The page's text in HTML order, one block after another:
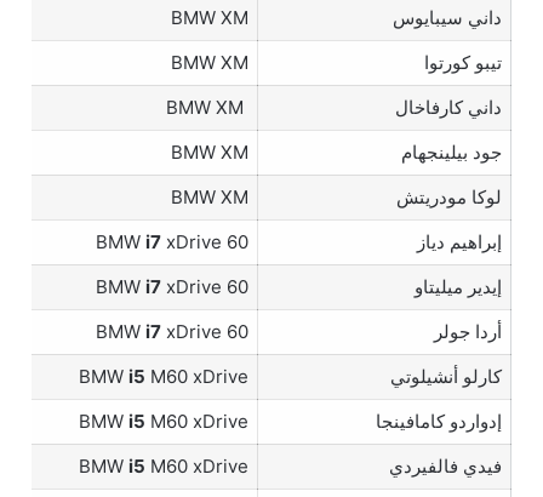
داني سيبايوس
BMW XM
تيبو كورتوا
BMW XM
داني كارفاخال
جود بيلينجهام
BMW XM
لوكا مودريتش
BMW XM
إبراهيم دياز
BMW i7xDrive 60
إيدير ميليتاو
BMW i7xDrive 60
أردا جولر
BMW i7xDrive 60
كارلو أنشيلوتي
BMW i5 M60 xDrive
إدواردو كامافينجا
BMW i5 M60 xDrive
فيدي فالفيردي
BMW i5 M60 xDrive